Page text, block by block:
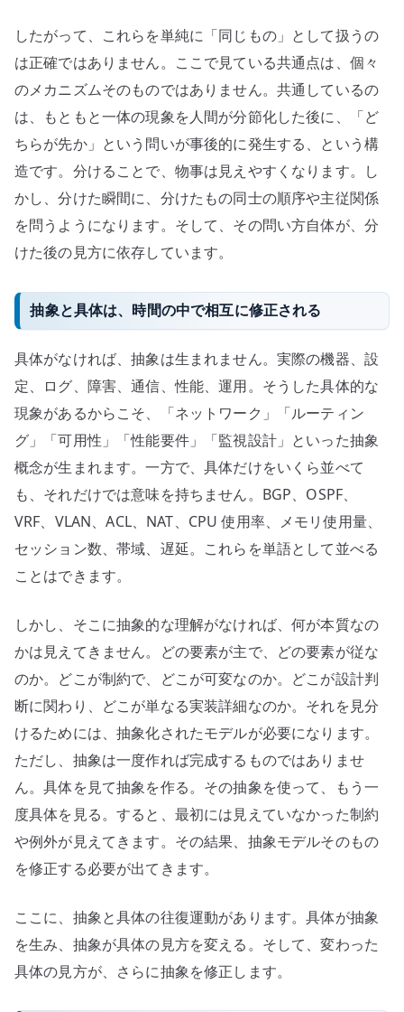
したがって、これらを単純に「同じもの」として扱うの
は正確ではありません。ここで見ている共通点は、個々
のメカニズムそのものではありません。共通しているの
は、もともと一体の現象を人間が分節化した後に、「ど
ちらが先か」という問いが事後的に発生する、という構
造です。分けることで、物事は見えやすくなります。し
かし、分けた瞬間に、分けたもの同士の順序や主従関係
を問うようになります。そして、その問い方自体が、分
けた後の見方に依存しています。
抽象と具体は、時間の中で相互に修正される
具体がなければ、抽象は生まれません。実際の機器、設
定、ログ、障害、通信、性能、運用。そうした具体的な
現象があるからこそ、「ネットワーク」「ルーティン
グ」「可用性」「性能要件」「監視設計」といった抽象
概念が生まれます。一方で、具体だけをいくら並べて
も、それだけでは意味を持ちません。BGP、OSPF、
VRF、VLAN、ACL、NAT、CPU 使用率、メモリ使用量、
セッション数、帯域、遅延。これらを単語として並べる
ことはできます。
しかし、そこに抽象的な理解がなければ、何が本質なの
かは見えてきません。どの要素が主で、どの要素が従な
のか。どこが制約で、どこが可変なのか。どこが設計判
断に関わり、どこが単なる実装詳細なのか。それを見分
けるためには、抽象化されたモデルが必要になります。
ただし、抽象は一度作れば完成するものではありませ
ん。具体を見て抽象を作る。その抽象を使って、もう一
度具体を見る。すると、最初には見えていなかった制約
や例外が見えてきます。その結果、抽象モデルそのもの
を修正する必要が出てきます。
ここに、抽象と具体の往復運動があります。具体が抽象
を生み、抽象が具体の見方を変える。そして、変わった
具体の見方が、さらに抽象を修正します。